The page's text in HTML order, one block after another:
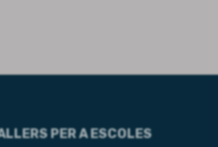
PER A ESCOLES